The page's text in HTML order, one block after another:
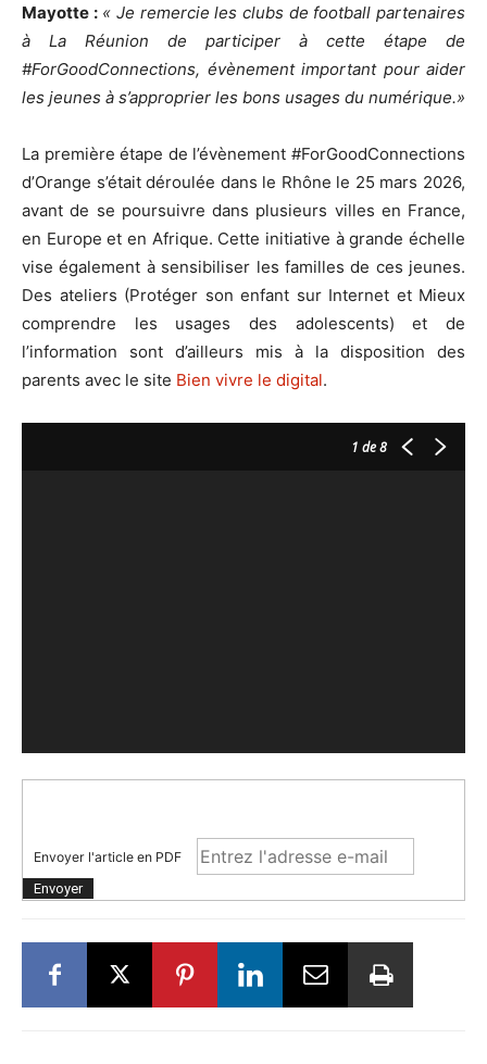
Mayotte :« Je remercie les clubs de football partenaires
à La Réunion de participer à cette étape de
#ForGoodConnections, évènement important pour aider
les jeunes à s’approprier les bons usages du numérique.»
La première étape de l’évènement #ForGoodConnections
d’Orange s’était déroulée dans le Rhône le 25 mars 2026,
avant de se poursuivre dans plusieurs villes en France,
en Europe et en Afrique. Cette initiative à grande échelle
vise également à sensibiliser les familles de ces jeunes.
Des ateliers (Protéger son enfant sur Internet et Mieux
comprendre les usages des adolescents) et de
l’information sont d’ailleurs mis à la disposition des
parents avec le site Bien vivre le digital.
1 de 8
Envoyer l'article en PDF